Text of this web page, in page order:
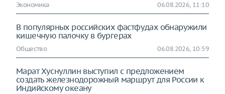
Экономика 06.08.2026, 11:10
В популярных российских фастфудах обнаружили
кишечную палочку в бургерах
Общество 06.08.2026, 10:59
Марат Хуснуллин выступил с предложением
создать железнодорожный маршрут для России к
Индийскому океану